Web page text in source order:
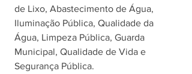
de Lixo, Abastecimento de Água,
Iluminação Pública, Qualidade da
Água, Limpeza Pública, Guarda
Municipal, Qualidade de Vida e
Segurança Pública.